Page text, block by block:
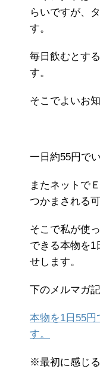
らいですが、
す。
毎日飲むとす
す。
そこでよいお
一日約55円で
またネットで
つかまされる
そこで私が使
できる本物を1
せします。
下のメルマガ
本物を1日55円
す。
※最初に感じ